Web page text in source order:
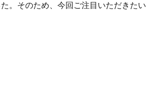
。そのため、今回ご注目いただきたい